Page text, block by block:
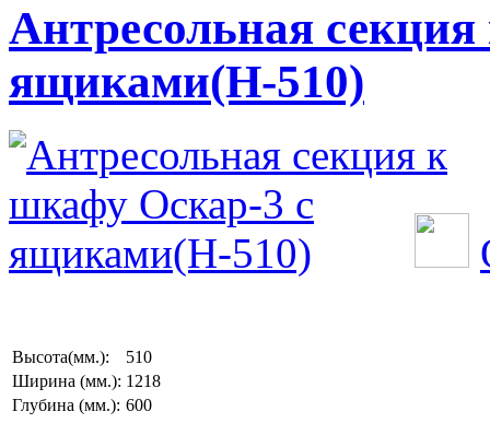
Антресольная
ящиками(Н-510)
Высота(мм.):
510
Ширина (мм.): 1218
Глубина (мм.): 600